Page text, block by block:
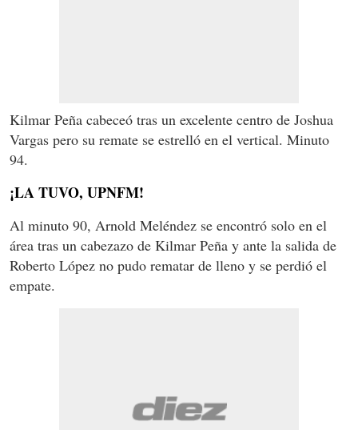
Kilmar Peña cabeceó tras un excelente centro de Joshua
Vargas pero su remate se estrelló en el vertical. Minuto
94.
¡LA TUVO, UPNFM!
Al minuto 90, Arnold Meléndez se encontró solo en el
área tras un cabezazo de Kilmar Peña y ante la salida de
Roberto López no pudo rematar de lleno y se perdió el
empate.